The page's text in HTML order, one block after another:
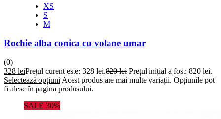
XS
S
M
Rochie alba conica cu volane umar
(0)
328 leiPrețul curent este: 328 lei.820lei Prețul inițial a fost: 820 lei.
Selectează opțiuni Acest produs are mai multe variații. Opțiunile pot
fi alese în pagina produsului.
SALE 30%